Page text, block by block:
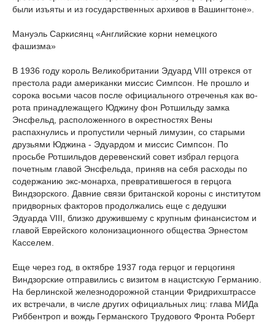
были изъяты и из государственных архи­вов в Вашингтоне».
Мануэль Саркисянц «Английские корни немецкого
фашизма»
В 1936 году король Великобритании Эдуард VIII отрекся от
престола ради американки миссис Симпсон. Не прошло и
сорока восьми часов после официального отреченья как во­
рота принадлежащего Юджину фон Ротшильду замка
Энсфельд, рас­положенного в окрестностях Вены
распахнулись и пропустили черный лимузин, со старыми
друзьями Юджина - Эдуардом и миссис Симпсон. По
просьбе Ротшильдов деревенский совет избрал герцога
почетным главой Энсфельда, приняв на себя расходы по
содержанию экс-монар­ха, превратив­шегося в герцога
Виндзорского. Давние связи британской короны с институтом
придворных факторов продолжались еще с дедушки
Эдуарда VIII, близко дружившему с крупным финансистом и
главой Еврейского колонизационного общества Эрнестом
Касселем.
Еще через год, в октябре 1937 года герцог и герцогиня
Виндзорские отправились с визитом в нацистскую Германию.
На берлинской железнодорожной станции Фридрихштрассе
их встречали, в числе других официальных лиц: глава МИДа
Риббентроп и вождь Германского Трудового Фронта Роберт